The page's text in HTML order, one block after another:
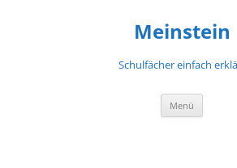
Meinstein
Schulfächer einfach
Menü